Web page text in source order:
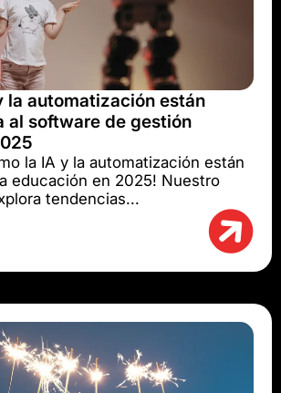
la automatización están
al software de gestión
la IA y la automatización están
educación en 2025! Nuestro
tendencias...